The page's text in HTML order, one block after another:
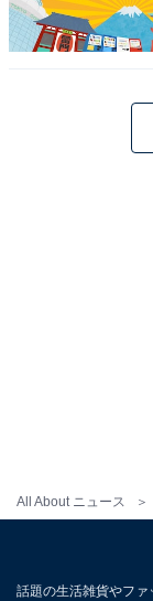
All About ニュース
話題の生活雑貨やフ